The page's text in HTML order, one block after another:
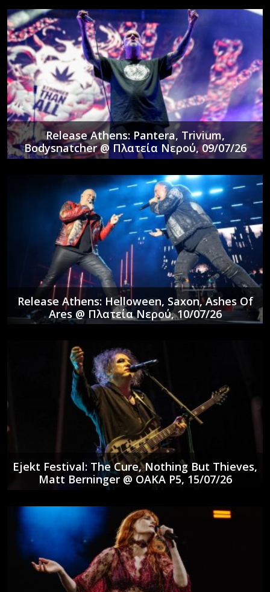
Release Athens: Pantera, Trivium,
Bodysnatcher @ Πλατεία Νερού, 09/07/26
Release Athens: Helloween, Saxon, Ashes Of
Ares @ Πλατεία Νερού, 10/07/26
Ejekt Festival: The Cure, Nothing But Thieves,
Matt Berninger @ ΟΑΚΑ P5, 15/07/26